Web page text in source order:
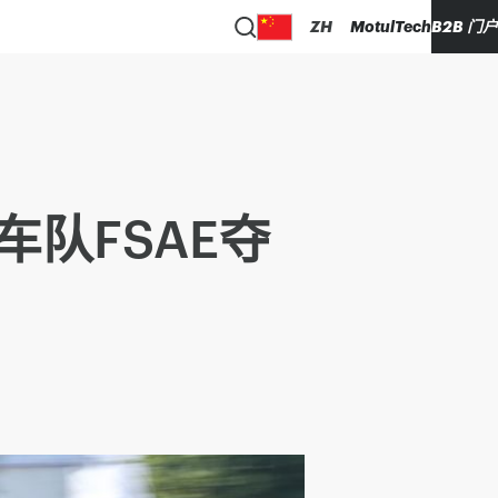
ZH MotulTechB2B 门户
队FSAE夺